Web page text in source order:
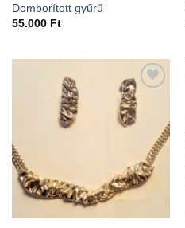
Domborított gyűrű
55.000 Ft
Add to
wishlist